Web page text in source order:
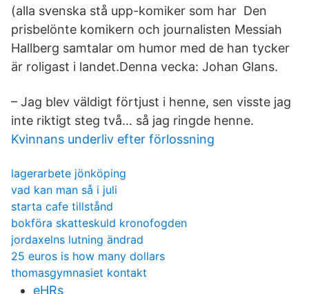
(alla svenska stå upp-komiker som har Den
prisbelönte komikern och journalisten Messiah
Hallberg samtalar om humor med de han tycker
är roligast i landet.Denna vecka: Johan Glans.
– Jag blev väldigt förtjust i henne, sen visste jag
inte riktigt steg två… så jag ringde henne.
Kvinnans underliv efter förlossning
lagerarbete jönköping
vad kan man så i juli
starta cafe tillstånd
bokföra skatteskuld kronofogden
jordaxelns lutning ändrad
25 euros is how many dollars
thomasgymnasiet kontakt
eHRs